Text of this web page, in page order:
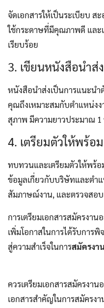
จัดเอกสารให้เป็นระเบียบ ส
ใช้กระดาษที่มีคุณภาพดี และ
เรียบร้อย
3. เขียนหนังสือนำส่
หนังสือนำส่งเป็นการแนะนำ
คุณถึงเหมาะสมกับตำแหน่ง
สุภาพ มีความยาวประมาณ
4. เตรียมตัวให้พร้อม
ทบทวนและเตรียมตัวให้พร้
ข้อมูลเกี่ยวกับบริษัทและตำ
สัมภาษณ์งาน, และตรวจสอบ
การเตรียมเอกสารสมัครงา
เพิ่มโอกาสในการได้รับการ
สู่ความสำเร็จในการสมัครงา
ควรเตรียมเอกสารสมัครงาน
เอกสารสำคัญในการสมัครง